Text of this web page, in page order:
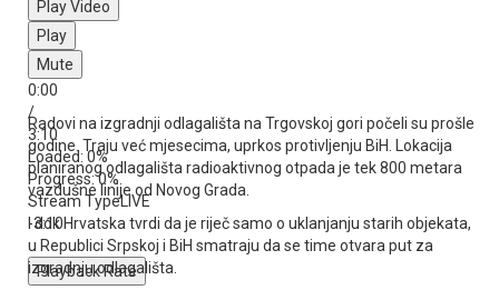
Play Video
Play
Mute
0:00
/
3:10
Loaded: 0%
Progress: 0%
Stream TypeLIVE
-3:10
Playback Rate
Radovi na izgradnji odlagališta na Trgovskoj gori počeli su prošle
godine. Traju već mjesecima, uprkos protivljenju BiH. Lokacija
planiranog odlagališta radioaktivnog otpada je tek 800 metara
vazdušne linije od Novog Grada.
I dok Hrvatska tvrdi da je riječ samo o uklanjanju starih objekata,
u Republici Srpskoj i BiH smatraju da se time otvara put za
izgradnju odlagališta.